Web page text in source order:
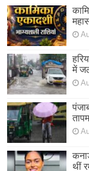
में
थीं